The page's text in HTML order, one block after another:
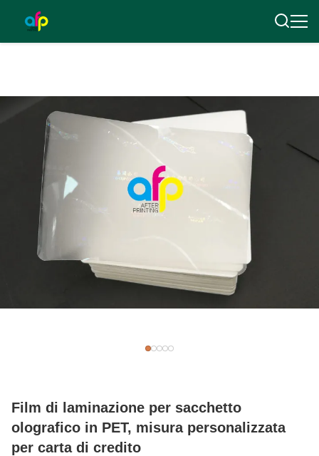
Film di laminazione per sacchetto
olografico in PET, misura personalizzata
per carta di credito